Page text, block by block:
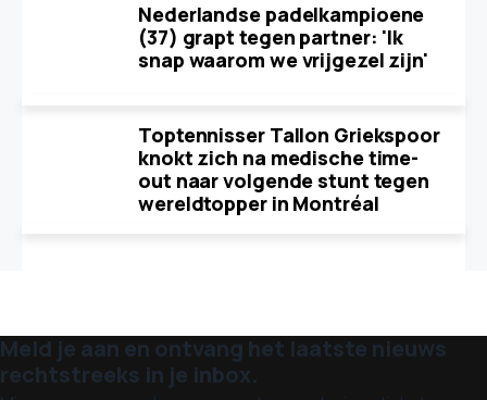
Nederlandse padelkampioene
(37) grapt tegen partner: 'Ik
snap waarom we vrijgezel zijn'
Toptennisser Tallon Griekspoor
knokt zich na medische time-
out naar volgende stunt tegen
wereldtopper in Montréal
Meld je aan en ontvang het laatste nieuws
rechtstreeks in je inbox.